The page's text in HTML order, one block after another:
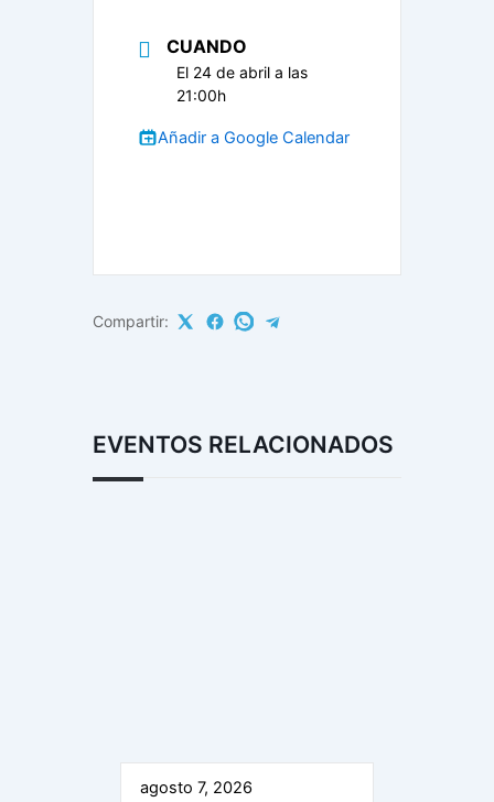
CUANDO
El 24 de abril a las
21:00h
Añadir a Google Calendar
Compartir:
EVENTOS RELACIONADOS
agosto 7, 2026